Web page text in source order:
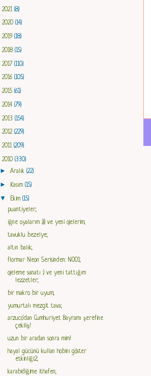
2021 (8)
2020 (14)
2019 (18)
2018 (15)
2017 (110)
2016 (105)
2015 (61)
2014 (79)
2013 (154)
2012 (229)
2011 (209)
2010 (330)
► Aralık (22)
► Kasım (15)
▼ Ekim (15)
puantiyeler;
iğne oyalarım :))) ve yeni ojelerim;
tavuklu bezelye;
altın balık;
flormar Neon Serisinden: N001;
ojeleme sanatı :) ve yeni tattığım
lezzetler;
bir makro bir uyum;
yumurtalı mezgit tava;
arzuco'dan Cumhuriyet Bayramı şerefine
çekiliş!
uzun bir aradan sonra mim!
hayal gücünü kullan hobini göster
etkinliği:2;
karabidiğime ithafen;